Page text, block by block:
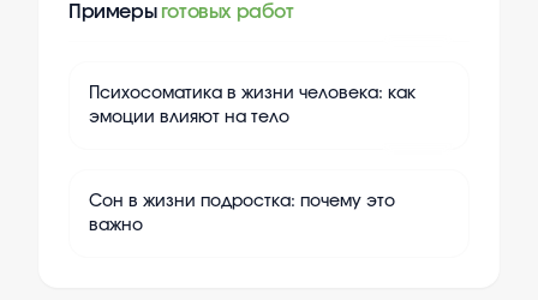
Примеры готовых работ
Психосоматика в жизни человека: как
эмоции влияют на тело
Сон в жизни подростка: почему это
важно